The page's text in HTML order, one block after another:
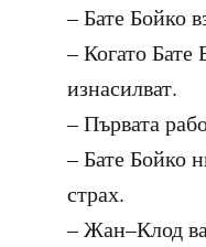
– Бате Бойко
– Когато Бате
изнасилват.
– Първата
– Бате Бойко
страх.
– Жан–Клод